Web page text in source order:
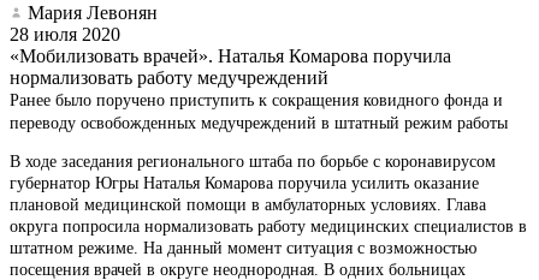
Мария Левонян
28 июля 2020
«Мобилизовать врачей». Наталья Комарова поручила
нормализовать работу медучреждений
Ранее было поручено приступить к сокращения ковидного фонда и
переводу освобожденных медучреждений в штатный режим работы
В ходе заседания регионального штаба по борьбе с коронавирусом
губернатор Югры Наталья Комарова поручила усилить оказание
плановой медицинской помощи в амбулаторных условиях. Глава
округа попросила нормализовать работу медицинских специалистов в
штатном режиме. На данный момент ситуация с возможностью
посещения врачей в округе неоднородная. В одних больницах